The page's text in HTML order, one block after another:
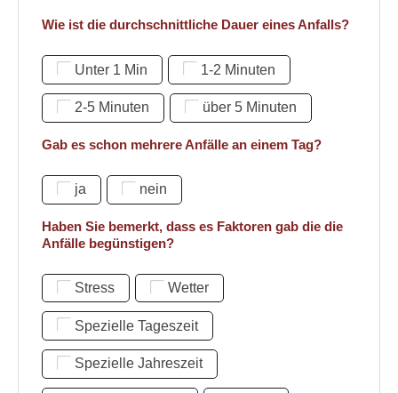
Wie ist die durchschnittliche Dauer eines Anfalls?
Unter 1 Min 1-2 Minuten
2-5 Minuten über 5 Minuten
Gab es schon mehrere Anfälle an einem Tag?
ja nein
Haben Sie bemerkt, dass es Faktoren gab die die
Anfälle begünstigen?
Stress Wetter
Spezielle Tageszeit
Spezielle Jahreszeit